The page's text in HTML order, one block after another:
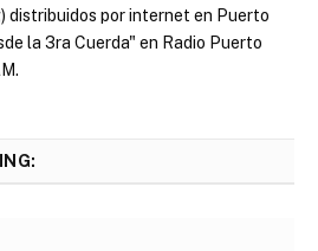
distribuidos por internet en Puerto
la 3ra Cuerda" en Radio Puerto